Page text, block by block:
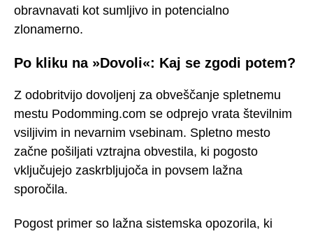
obravnavati kot sumljivo in potencialno
zlonamerno.
Po kliku na »Dovoli«: Kaj se zgodi potem?
Z odobritvijo dovoljenj za obveščanje spletnemu
mestu Podomming.com se odprejo vrata številnim
vsiljivim in nevarnim vsebinam. Spletno mesto
začne pošiljati vztrajna obvestila, ki pogosto
vključujejo zaskrbljujoča in povsem lažna
sporočila.
Pogost primer so lažna sistemska opozorila, ki